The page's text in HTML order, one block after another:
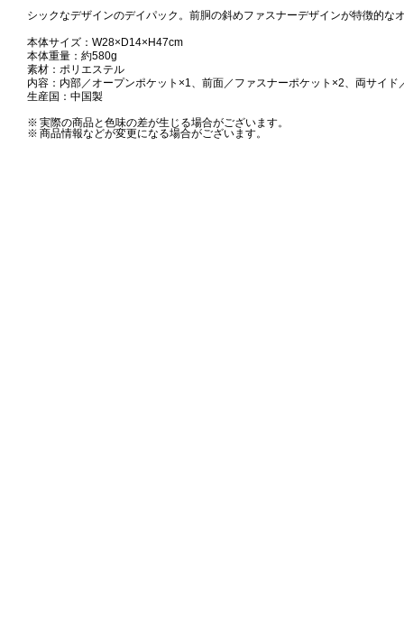
シックなデザインのデイパック。前胴の斜めファスナーデザインが特徴的な
本体サイズ：W28×D14×H47cm
本体重量：約580g
素材：ポリエステル
内容：内部／オープンポケット×1、前面／ファスナーポケット×2、両サイ
生産国：中国製
※ 実際の商品と色味の差が生じる場合がございます。
※ 商品情報などが変更になる場合がございます。